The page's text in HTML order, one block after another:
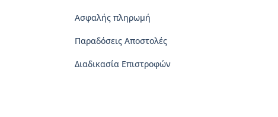
επιλεγούν
σελίδα
του
Ασφαλής πληρωμή
Παραδόσεις Αποστολές
Διαδικασία Επιστροφών